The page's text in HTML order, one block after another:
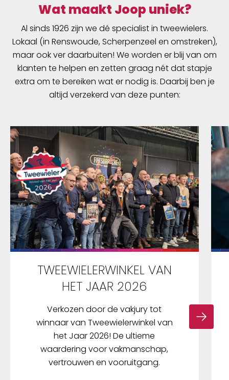
Wat maakt Joop uniek?
Al sinds 1926 zijn we dé specialist in tweewielers.
Lokaal (in Renswoude, Scherpenzeel en omstreken),
maar ook ver daarbuiten! We worden er blij van om
klanten te helpen en zetten graag nét dat stapje
extra om te bereiken wat er nodig is. Daarbij ben je
altijd verzekerd van deze punten:
TWEEWIELERWINKEL VAN
HET JAAR 2026
Verkozen door de vakjury tot
winnaar van Tweewielerwinkel van
het Jaar 2026! De ultieme
waardering voor vakmanschap,
vertrouwen en vooruitgang.